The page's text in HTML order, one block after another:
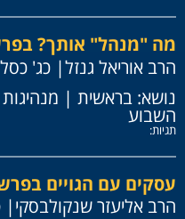
מה "מנהל" אותך?
הרב אוריאל גנזל| כג'
נושא: בראשית | מנהיגות
השבוע
תגיות:
עסקים עם הגויים
הרב אליעזר שנקולבסקי|